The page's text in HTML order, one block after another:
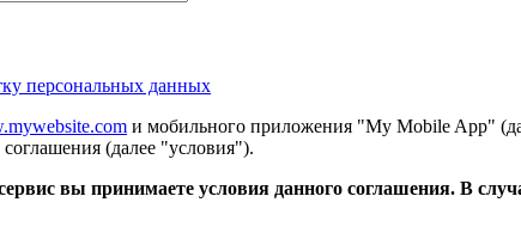
персональных данных
и мобильного приложения "My Mobile App"
(далее "условия").
вы принимаете условия данного соглашения. В